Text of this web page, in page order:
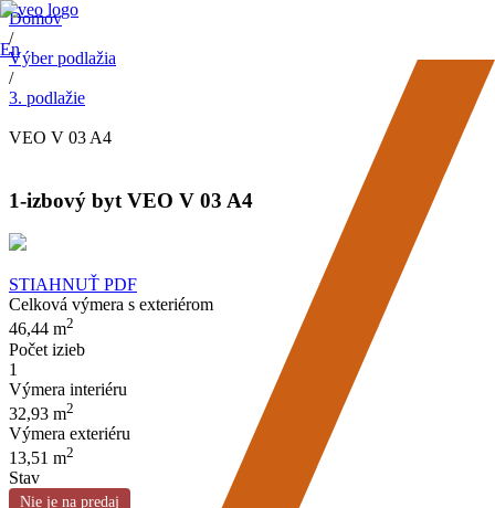
En
Domov
/
Výber podlažia
/
3. podlažie
VEO V 03 A4
1-izbový byt VEO V 03 A4
STIAHNUŤ PDF
Celková výmera s exteriérom
46,44 m2
Počet izieb
1
Výmera interiéru
32,93 m2
Výmera exteriéru
13,51 m2
Stav
Nie je na predaj